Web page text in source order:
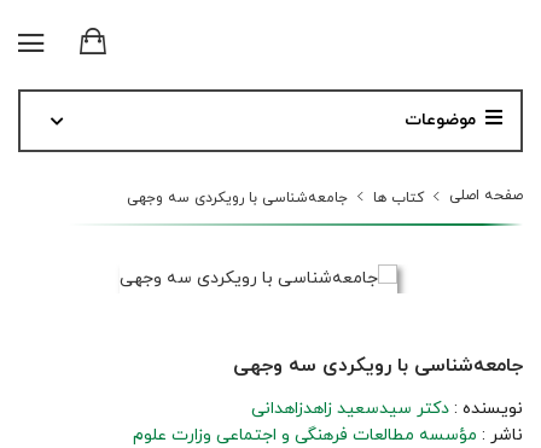
موضوعات
صفحه اصلی کتاب ها جامعه‌شناسی با رویکردی سه وجهی
جامعه‌شناسی با رویکردی سه وجهی
نویسنده : دکتر سیدسعید زاهدزاهدانی
ناشر : مؤسسه مطالعات فرهنگی و اجتماعی وزارت علوم